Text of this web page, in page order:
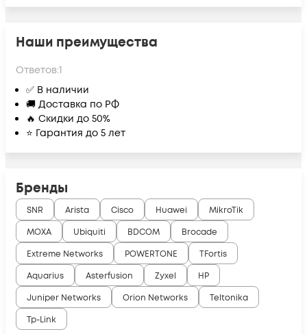
Наши преимущества
Ответов:1
✅ В наличии
🚚 Доставка по РФ
🔥 Скидки до 50%
⭐ Гарантия до 5 лет
Бренды
SNR Arista Cisco Huawei
MikroTik
MOXA
Ubiquiti BDCOM
Brocade
Extreme Networks
POWERTONE
TFortis
Aquarius
Asterfusion Zyxel
HP
Juniper Networks
Orion Networks
Teltonika
Tp-Link